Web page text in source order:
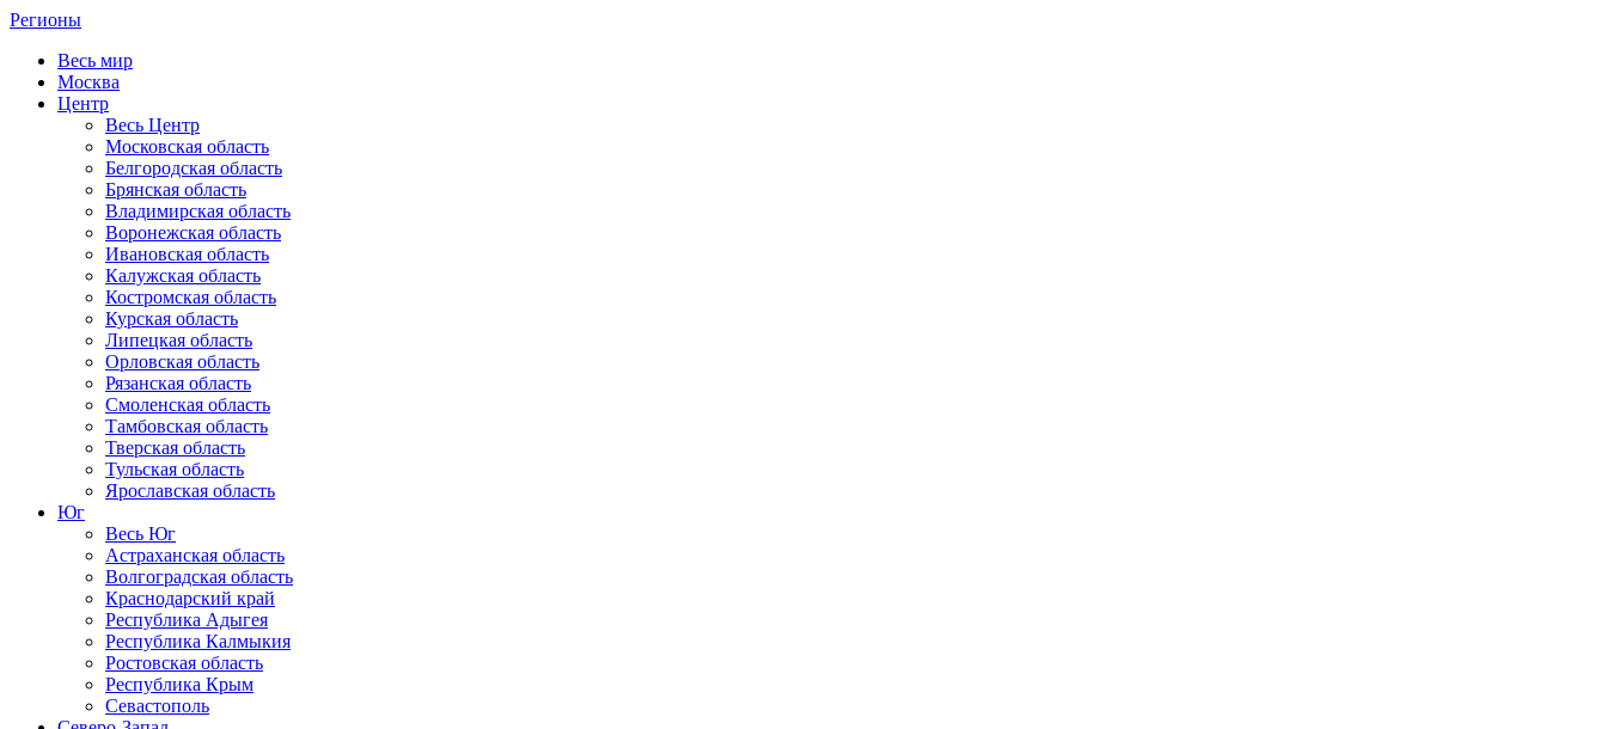
Регионы
Весь мир
Москва
Центр
Весь Центр
Московская область
Белгородская область
Брянская область
Владимирская область
Воронежская область
Ивановская область
Калужская область
Костромская область
Курская область
Липецкая область
Орловская область
Рязанская область
Смоленская область
Тамбовская область
Тверская область
Тульская область
Ярославская область
Юг
Весь Юг
Астраханская область
Волгоградская область
Краснодарский край
Республика Адыгея
Республика Калмыкия
Ростовская область
Республика Крым
Севастополь